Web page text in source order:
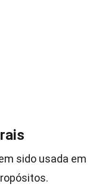
sido usada em